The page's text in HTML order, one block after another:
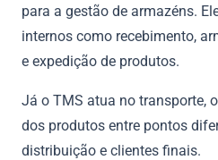
para a gestão de armazéns.
internos como recebimento,
e expedição de produtos.
Já o TMS atua no transporte,
dos produtos entre pontos
distribuição e clientes finais.